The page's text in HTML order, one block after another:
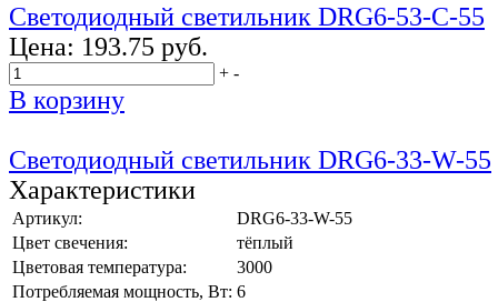
Светодиодный светильник DRG6-53-C-55
Цена: 193.75 руб.
+ -
В корзину
Светодиодный светильник DRG6-33-W-55
Характеристики
Артикул:
DRG6-33-W-55
Цвет свечения:
тёплый
Цветовая температура:
3000
Потребляемая мощность, Вт: 6